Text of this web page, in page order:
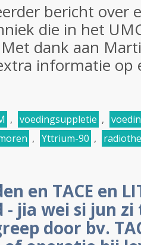
bericht over
die in het
dank aan
informatie op
, voedingsuppletie ,
, Yttrium-90 ,
en TACE en
- jia wei si jun
door bv.